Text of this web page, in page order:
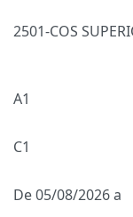
2501-COS
A1
C1
De 05/08/2026 a